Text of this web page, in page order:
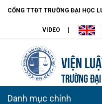
CỔNG TTĐT TRƯỜNG ĐẠI HỌC
VIDEO
Viện
TRƯỜNG
Danh mục chính